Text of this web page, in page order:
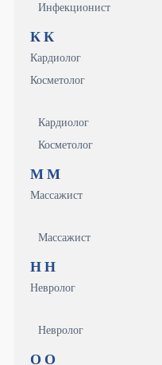
Инфекционист
К К
Кардиолог
Косметолог
Кардиолог
Косметолог
М М
Массажист
Массажист
Н Н
Невролог
Невролог
О О